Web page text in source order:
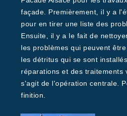
façade. Premièrement, il y a
pour en tirer une liste des
Ensuite, il y a le fait de
les problèmes qui peuvent
les détritus qui se sont
réparations et des traitements
s'agit de l'opération centrale.
finition.